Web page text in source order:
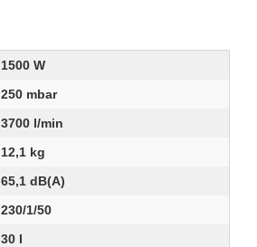
1500 W
250 mbar
3700 l/min
12,1 kg
65,1 dB(A)
230/1/50
30 l